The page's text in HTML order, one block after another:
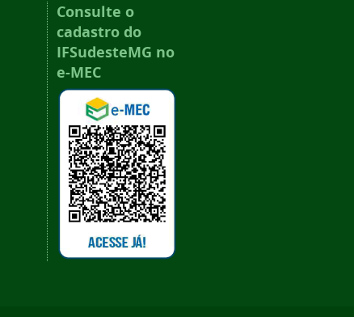
Consulte o
cadastro do
IFSudesteMG no
e-MEC